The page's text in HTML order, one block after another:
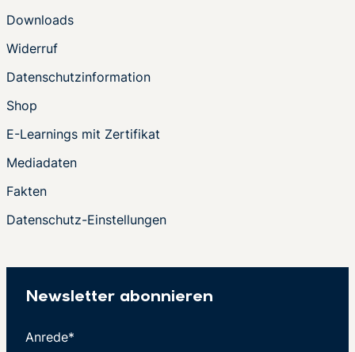
Downloads
Widerruf
Datenschutzinformation
Shop
E-Learnings mit Zertifikat
Mediadaten
Fakten
Datenschutz-Einstellungen
Newsletter abonnieren
Anrede*